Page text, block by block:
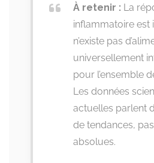
À retenir : La
inflammatoire est
n’existe pas
universellement
pour l’ensemble
Les données
actuelles parlent
de tendances,
absolues.